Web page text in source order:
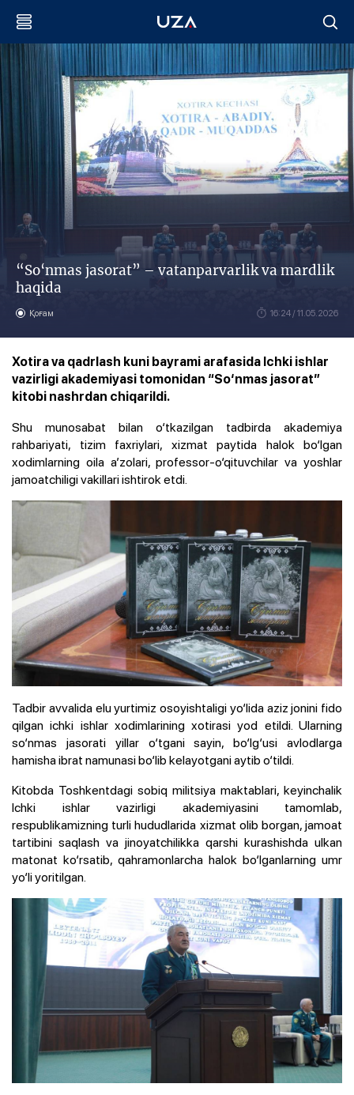
“So‘nmas jasorat” – vatanparvarlik va mardlik
haqida
Қоғам 16:24 / 11.05.2026
Xotira va qadrlash kuni bayrami arafasida Ichki ishlar
vazirligi akademiyasi tomonidan “So‘nmas jasorat”
kitobi nashrdan chiqarildi.
Shu munosabat bilan o‘tkazilgan tadbirda akademiya
rahbariyati, tizim faxriylari, xizmat paytida halok bo‘lgan
xodimlarning oila a’zolari, professor-o‘qituvchilar va yoshlar
jamoatchiligi vakillari ishtirok etdi.
Tadbir avvalida elu yurtimiz osoyishtaligi yo‘lida aziz jonini fido
qilgan ichki ishlar xodimlarining xotirasi yod etildi. Ularning
so‘nmas jasorati yillar o‘tgani sayin, bo‘lg‘usi avlodlarga
hamisha ibrat namunasi bo‘lib kelayotgani aytib o‘tildi.
Kitobda Toshkentdagi sobiq militsiya maktablari, keyinchalik
Ichki ishlar vazirligi akademiyasini tamomlab,
respublikamizning turli hududlarida xizmat olib borgan, jamoat
tartibini saqlash va jinoyatchilikka qarshi kurashishda ulkan
matonat ko‘rsatib, qahramonlarcha halok bo‘lganlarning umr
yo‘li yoritilgan.